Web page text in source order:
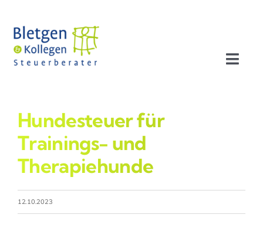
Inhalt
springen
Profil
Leistungen
Team
Hundesteuer für
Trainings- und
Therapiehunde
12.10.2023